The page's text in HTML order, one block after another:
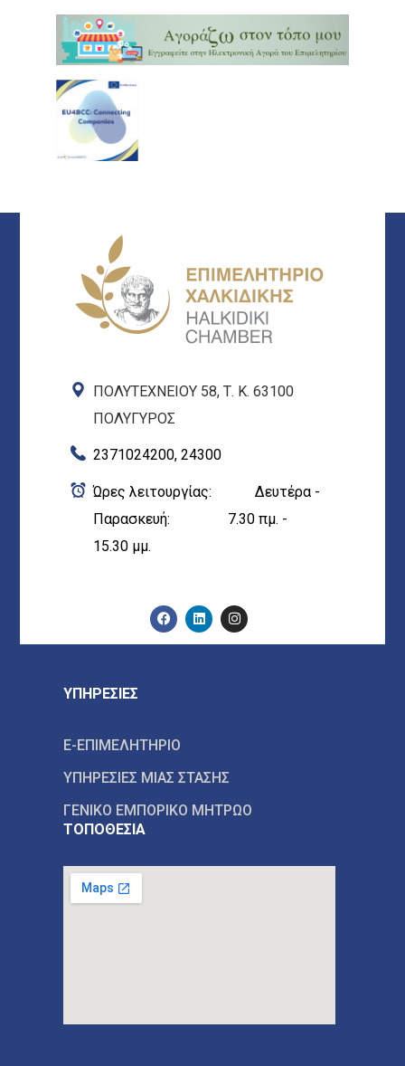
ΠΟΛΥΤΕΧΝΕΙΟΥ 58, Τ. Κ. 63100
ΠΟΛΥΓΥΡΟΣ
2371024200, 24300
Ώρες λειτουργίας: Δευτέρα -
Παρασκευή: 7.30 πμ. -
15.30 μμ.
ΥΠΗΡΕΣΙΕΣ
E-ΕΠΙΜΕΛΗΤΗΡΙΟ
ΥΠΗΡΕΣΙΕΣ ΜΙΑΣ ΣΤΑΣΗΣ
ΓΕΝΙΚΟ ΕΜΠΟΡΙΚΟ ΜΗΤΡΩΟ
ΤΟΠΟΘΕΣΙΑ